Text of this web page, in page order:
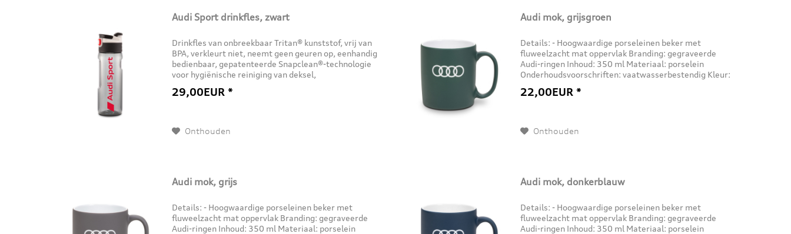
Audi Sport drinkfles, zwart
Drinkfles van onbreekbaar Tritan® kunststof, vrij van
BPA, verkleurt niet, neemt geen geuren op, eenhandig
bedienbaar, gepatenteerde Snapclean®-technologie
voor hygiënische reiniging van deksel,
29,00EUR *
Onthouden
Audi mok, grijsgroen
Details: - Hoogwaardige porseleinen beker met
fluweelzacht mat oppervlak Branding: gegraveerde
Audi-ringen Inhoud: 350 ml Materiaal: porselein
Onderhoudsvoorschriften: vaatwasserbestendig Kleur:
22,00EUR *
Onthouden
Audi mok, grijs
Details: - Hoogwaardige porseleinen beker met
fluweelzacht mat oppervlak Branding: gegraveerde
Audi-ringen Inhoud: 350 ml Materiaal: porselein
Audi mok, donkerblauw
Details: - Hoogwaardige porseleinen beker met
fluweelzacht mat oppervlak Branding: gegraveerde
Audi-ringen Inhoud: 350 ml Materiaal: porselein